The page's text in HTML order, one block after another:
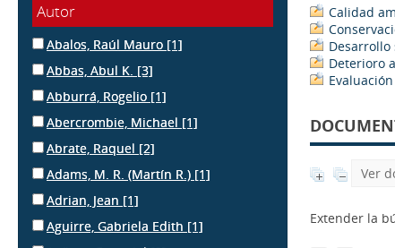
Autor
Abalos, Raúl Mauro [1]
Abbas, Abul K. [3]
Abburrá, Rogelio [1]
Abercrombie, Michael [1]
Abrate, Raquel [2]
Adams, M. R. (Martín R.) [1]
Adrian, Jean [1]
Aguirre, Gabriela Edith [1]
Calidad
Deterioro
Evaluación
Ver
Extender la